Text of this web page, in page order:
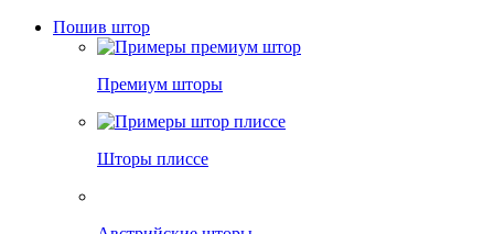
Пошив штор
Премиум шторы
Шторы плиссе